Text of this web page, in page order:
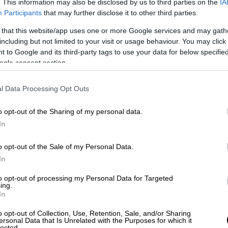
This information may also be disclosed by us to third parties on the
Participants that may further disclose it to other third parties.
that this website/app uses one or more Google services and may
but not limited to your visit or usage behaviour. You may
to Google and its third-party tags to use your data for below
consent section.
Data Processing Opt Outs
opt-out of the Sharing of my personal data.
opt-out of the Sale of my Personal Data.
opt-out of processing my Personal Data for Targeted
opt-out of Collection, Use, Retention, Sale, and/or Sharing
Data that Is Unrelated with the Purposes for which it
Αθλητισμός|14.08.2025 23:39
Μεγάλη πρόκριση της ΑΕΚ στην
παράταση επί του Άρη Λεμεσού με
λυτρωτές Κουτέσα και Γιόβιτς!
Η Ένωση θα αντιμετωπίσει την
Phase του Conference
Κόσμος|14.08.2025 23:30
τραυματίστηκαν σε επιθέσεις με
ουκρανικά drones